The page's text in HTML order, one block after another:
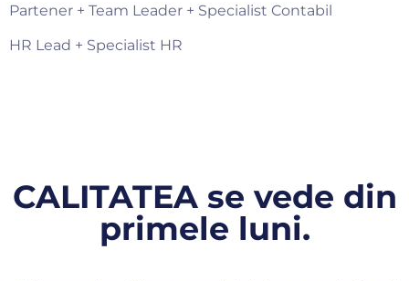
Partener + Team Leader + Specialist Contabil
HR Lead + Specialist HR
CALITATEA se vede din
primele luni.